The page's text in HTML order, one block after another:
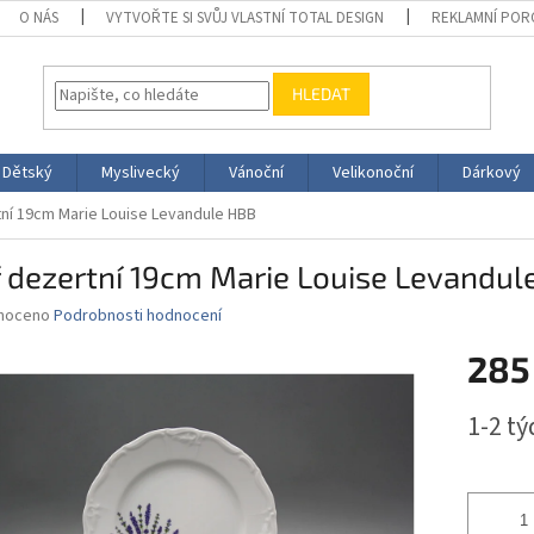
O NÁS VYTVOŘTE SI SVŮJ VLASTNÍ TOTAL DESIGN REKLAMNÍ
HLEDAT
Dětský Myslivecký Vánoční Velikonoční Dárkový
19cm Marie Louise Levandule HBB
dezertní 19cm Marie Louise
Podrobnosti hodnocení
cena:
1-2